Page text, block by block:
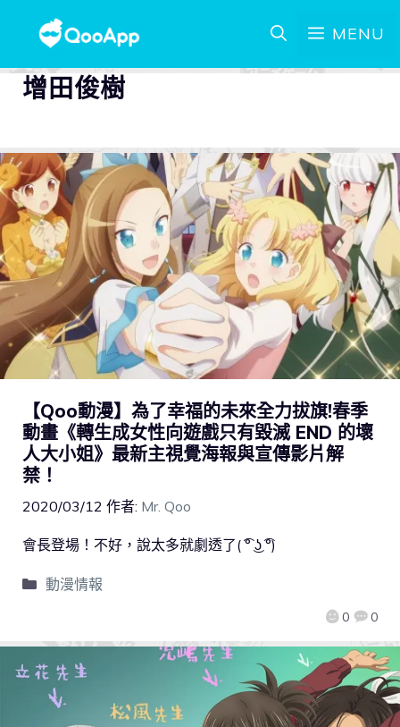
MENU
增田俊樹
【Qoo動漫】為了幸福的未來全力拔旗!春季
動畫《轉生成女性向遊戲只有毀滅 END 的壞
人大小姐》最新主視覺海報與宣傳影片解
禁！
2020/03/12 作者: Mr. Qoo
0 0
會長登場！不好，說太多就劇透了( ͡° ͜ʖ ͡°)
動漫情報